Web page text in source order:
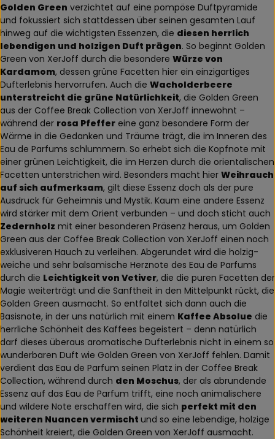
Golden Green verzichtet auf eine pompöse Duftpyramide
und fokussiert sich stattdessen über seinen gesamten Lauf
hinweg auf die wichtigsten Essenzen, die diesen herrlich
lebendigen und holzigen Duft prägen. So beginnt Golden
Green von XerJoff durch die besondere Würze von
Kardamom, dessen grüne Facetten hier ein einzigartiges
Dufterlebnis hervorrufen. Auch die Wacholderbeere
unterstreicht die grüne Natürlichkeit, die Golden Green
aus der Coffee Break Collection von XerJoff innewohnt –
während der rosa Pfeffer eine ganz besondere Form der
Wärme in die Gedanken und Träume trägt, die im Inneren des
Eau de Parfums schlummern. So erhebt sich die Kopfnote mit
einer grünen Leichtigkeit, die im Herzen durch die orientalischen
Facetten unterstrichen wird. Besonders macht hier Weihrauch
auf sich aufmerksam, gilt diese Essenz doch als der pure
Ausdruck für Geheimnis und Mystik. Kaum eine andere Essenz
wird stärker mit dem Orient verbunden – und doch sticht auch
Zedernholz mit einer besonderen Präsenz heraus, um Golden
Green aus der Coffee Break Collection von XerJoff einen noch
exklusiveren Hauch zu verleihen. Abgerundet wird die holzig-
weiche und sehr balsamische Herznote des Eau de Parfums
durch die Leichtigkeit von Vetiver, die die puren Facetten der
Magie weiterträgt und die Sanftheit in den Mittelpunkt rückt, die
Golden Green ausmacht. So entfaltet sich dann auch die
Basisnote, in der uns natürlich mit einem Kaffee Absolue die
herrliche Schönheit des Kaffees begeistert – denn natürlich
darf dieses überaus aromatische Dufterlebnis nicht in einem so
wunderbaren Duft wie Golden Green von XerJoff fehlen. Damit
verdient das Eau de Parfum seinen Platz in der Coffee Break
Collection, während durch den Moschus, der als abrundende
Essenz auf das Eau de Parfum trifft, eine noch animalischere
und wildere Note erschaffen wird, die sich perfekt mit den
weiteren Nuancen vermischt und so eine lebendige, holzige
Schönheit kreiert, die Golden Green von XerJoff ausmacht.